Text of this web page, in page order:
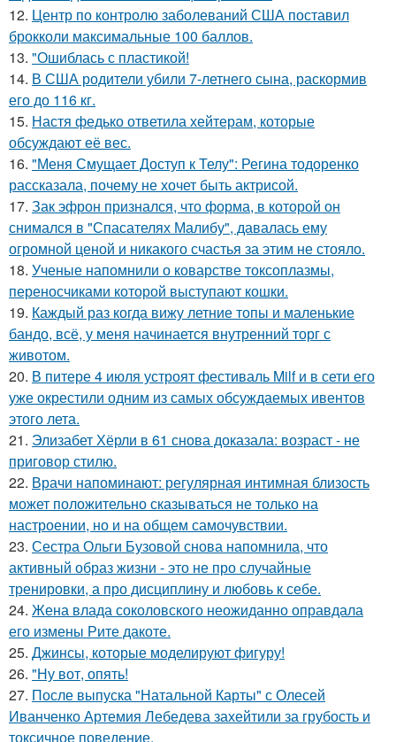
12. Центр по контролю заболеваний США поставил
брокколи максимальные 100 баллов.
13. "Ошиблась с пластикой!
14. В США родители убили 7-летнего сына, раскормив
его до 116 кг.
15. Настя федько ответила хейтерам, которые
обсуждают её вес.
16. "Меня Смущает Доступ к Телу": Регина тодоренко
рассказала, почему не хочет быть актрисой.
17. Зак эфрон признался, что форма, в которой он
снимался в "Спасателях Малибу", давалась ему
огромной ценой и никакого счастья за этим не стояло.
18. Ученые напомнили о коварстве токсоплазмы,
переносчиками которой выступают кошки.
19. Каждый раз когда вижу летние топы и маленькие
бандо, всё, у меня начинается внутренний торг с
животом.
20. В питере 4 июля устроят фестиваль Milf и в сети его
уже окрестили одним из самых обсуждаемых ивентов
этого лета.
21. Элизабет Хёрли в 61 снова доказала: возраст - не
приговор стилю.
22. Врачи напоминают: регулярная интимная близость
может положительно сказываться не только на
настроении, но и на общем самочувствии.
23. Сестра Ольги Бузовой снова напомнила, что
активный образ жизни - это не про случайные
тренировки, а про дисциплину и любовь к себе.
24. Жена влада соколовского неожиданно оправдала
его измены Рите дакоте.
25. Джинсы, которые моделируют фигуру!
26. "Ну вот, опять!
27. После выпуска "Натальной Карты" с Олесей
Иванченко Артемия Лебедева захейтили за грубость и
токсичное поведение.